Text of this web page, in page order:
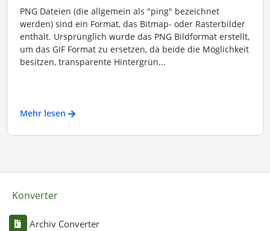
PNG Dateien (die allgemein als "ping" bezeichnet
werden) sind ein Format, das Bitmap- oder Rasterbilder
enthält. Ursprünglich wurde das PNG Bildformat erstellt,
um das GIF Format zu ersetzen, da beide die Möglichkeit
besitzen, transparente Hintergrün...
Mehr lesen
Konverter
Archiv Converter